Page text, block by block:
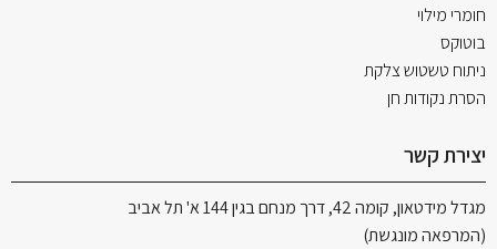
חומרי מילוי
בוטוקס
ניתוח טשטוש צלקת
הסרת נקודות חן
יצירת קשר
מגדל מידטאון, קומה 42, דרך מנחם בגין 144 א' תל אביב
(המרפאה מונגשת)